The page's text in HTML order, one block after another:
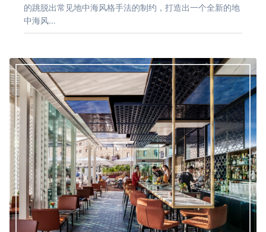
的跳脱出常见地中海风格手法的制约，打造出一个全新的地
中海风…